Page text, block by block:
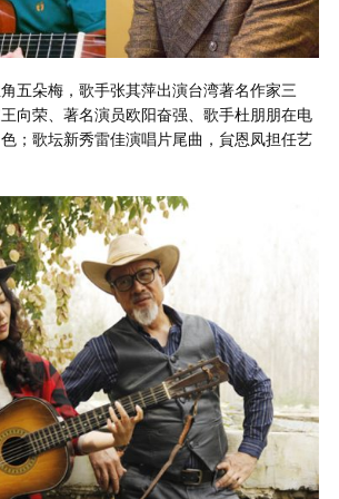
五朵梅，歌手张其萍出演台湾著名作家三
向荣、著名演员欧阳奋强、歌手杜朋朋在电
；歌坛新秀雷佳演唱片尾曲，貟恩凤担任艺